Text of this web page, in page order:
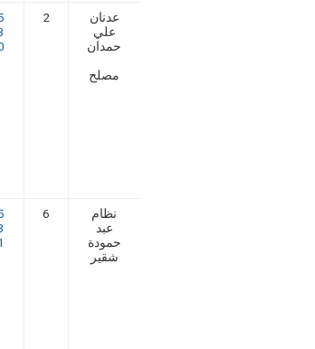
عدنان
علي
حمدان
مصلح
2
نظام
عبد
حمودة
شقير
6